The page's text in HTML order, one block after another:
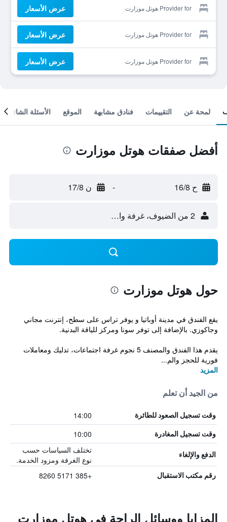
Provider for هوتل موزارت عرض الأسعار
Provider for هوتل موزارت عرض الأسعار
Provider for هوتل موزارت عرض الأسعار
لمحة عن التقييمات فنادق مشابهة الموقع الأسئلة الشائعة
أفضل صفقات هوتل موزارت
ح 16/8 - ن 17/8
2 من الضيوف، غرفة واحدة
حول هوتل موزارت
يقع الفندق في مدينة أوباتيا و يوفر تراس على سطح، إنترنت مجاني
وجاكوزي. بالإضافة إلى توفر سونا ومركز للياقة البدنية.
يقدم هذا الفندق والمصنف 5 نجوم غرفة اجتماعات، تدليك ومعاملات
فورية للحجز والم...
المزيد
من الجيد أن تعلم
وقت تسجيل الصعود للطائرة 14:00
وقت تسجيل المغادرة 10:00
الدفع والإلغاء
تختلف السياسات حسب
نوع الغرفة ومزود الخدمة.
رقم مكتب الاستقبال +385 5171 8260
المزايا ووسائل الراحة في هوتل موزارت